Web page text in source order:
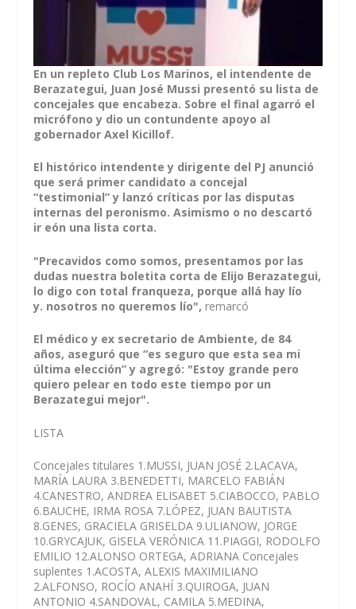
En un repleto Club Los Marinos, el intendente de
Berazategui, Juan José Mussi presentó su lista de
concejales que encabeza. Sobre el final agarró el
micrófono y dio un contundente apoyo al
gobernador Axel Kicillof.
El histórico intendente y dirigente del PJ anunció
que será primer candidato a concejal
“testimonial” y lanzó críticas por las disputas
internas del peronismo. Asimismo o no descartó
ir eón una lista corta.
"Precavidos como somos, presentamos por las
dudas nuestra boletita corta de Elijo Berazategui,
lo digo con total franqueza, porque allá hay lío
y. nosotros no queremos lío", remarcó
El médico y ex secretario de Ambiente, de 84
años, aseguró que “es seguro que esta sea mi
última elección” y agregó: "Estoy grande pero
quiero pelear en todo este tiempo por un
Berazategui mejor".
LISTA
Concejales titulares 1.MUSSI, JUAN JOSÉ 2.LACAVA,
MARÍA LAURA 3.BENEDETTI, MARCELO FABIÁN
4.CANESTRO, ANDREA ELISABET 5.CIABOCCO, PABLO
6.BAUCHE, IRMA ROSA 7.LÓPEZ, JUAN BAUTISTA
8.GENES, GRACIELA GRISELDA 9.ULIANOW, JORGE
10.GRYCAJUK, GISELA VERÓNICA 11.PIAGGI, RODOLFO
EMILIO 12.ALONSO ORTEGA, ADRIANA Concejales
suplentes 1.ACOSTA, ALEXIS MAXIMILIANO
2.ALFONSO, ROCÍO ANAHÍ 3.QUIROGA, JUAN
ANTONIO 4.SANDOVAL, CAMILA 5.MEDINA,